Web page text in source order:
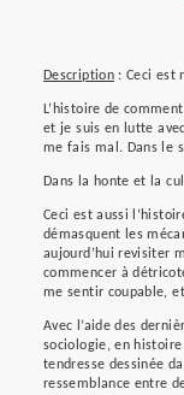
Description: Ceci est
L’histoire de
et je suis en lutte
me fais mal. Dans le
Dans la honte et la
Ceci est aussi
démasquent les
aujourd’hui revisiter
commencer à
me sentir coupable,
Avec l’aide des
sociologie, en
tendresse dessinée
ressemblance entre